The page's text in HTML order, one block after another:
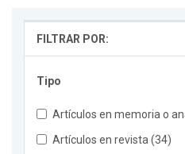
FILTRAR POR:
Tipo
Artículos en memoria o
Artículos en revista (34)